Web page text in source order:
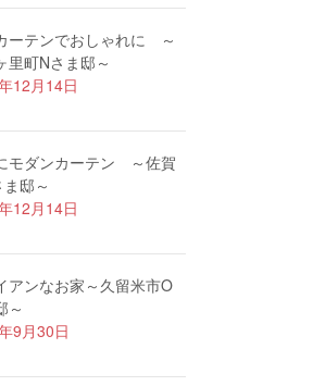
ーテンでおしゃれに ～
里町Nさま邸～
12月14日
モダンカーテン ～佐賀
邸～
12月14日
アンなお家～久留米市O
～
9月30日